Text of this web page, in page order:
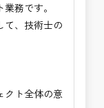
出、図面の
務です。
て、技術士の
クト全体の意